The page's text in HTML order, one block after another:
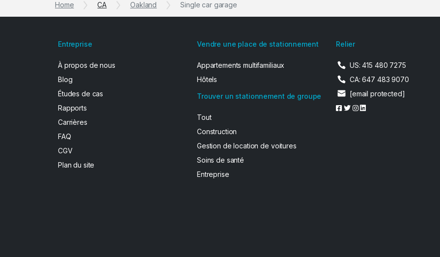
Home CA Oakland Single car garage
Entreprise
À propos de nous
Blog
Études de cas
Rapports
Carrières
FAQ
CGV
Plan du site
Vendre une place de stationnement
Appartements multifamiliaux
Hôtels
Trouver un stationnement de groupe
Tout
Construction
Gestion de location de voitures
Soins de santé
Entreprise
Relier
US: 415 480 7275
CA: 647 483 9070
[email protected]